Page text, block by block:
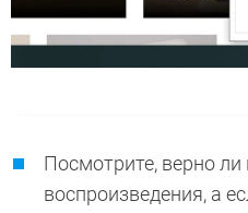
Посмотрите, верно
воспроизведения, а